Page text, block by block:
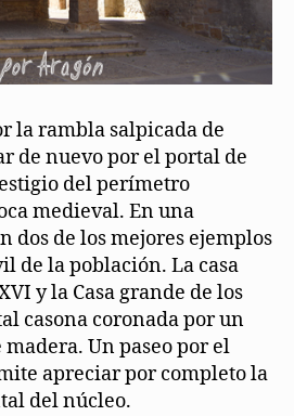
la rambla salpicada de
de nuevo por el portal de
del perímetro
medieval. En una
dos de los mejores ejemplos
de la población. La casa
y la Casa grande de los
casona coronada por un
Un paseo por el
apreciar por completo la
del núcleo.